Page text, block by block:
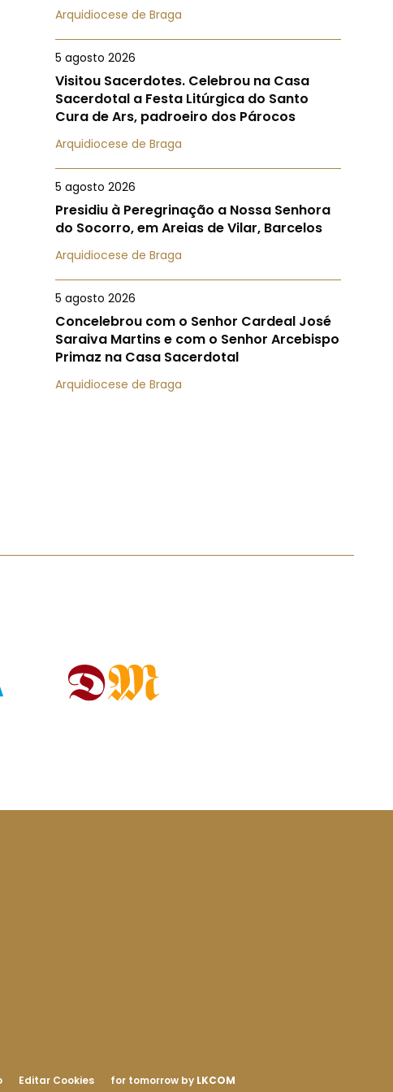
Arquidiocese de Braga
5 agosto 2026
Visitou Sacerdotes. Celebrou na Casa
Sacerdotal a Festa Litúrgica do Santo
Cura de Ars, padroeiro dos Párocos
Arquidiocese de Braga
5 agosto 2026
Presidiu à Peregrinação a Nossa Senhora
do Socorro, em Areias de Vilar, Barcelos
Arquidiocese de Braga
5 agosto 2026
Concelebrou com o Senhor Cardeal José
Saraiva Martins e com o Senhor Arcebispo
Primaz na Casa Sacerdotal
Arquidiocese de Braga
Editar Cookies for tomorrow by LKCOM